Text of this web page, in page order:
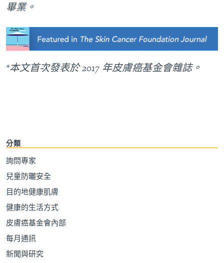
畢業。
*本文首次發表於 2017 年皮膚癌基金會雜誌。
分類
詢問專家
兒童防曬安全
目的地健康肌膚
健康的生活方式
皮膚癌基金會內部
每月通訊
新聞與研究